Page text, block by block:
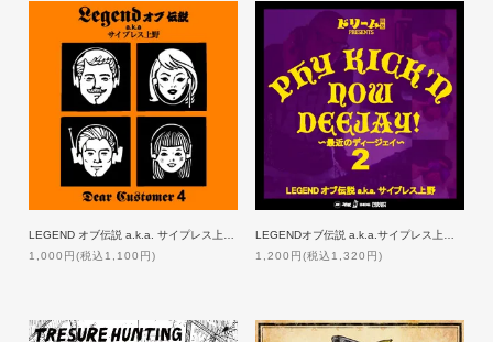
1,000円(税込1,100円)
1,200円(税込1,320円)